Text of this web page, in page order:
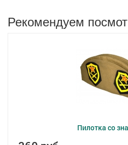
Рекомендуем
Пилотка со